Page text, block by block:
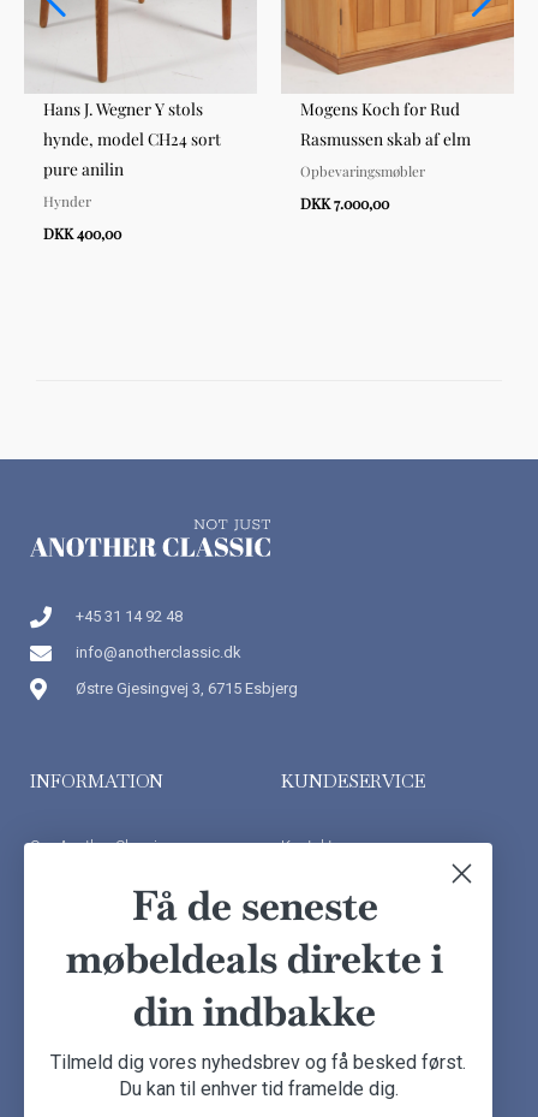
Hans J. Wegner Y stols
hynde, model CH24 sort
pure anilin
Hynder
DKK 400,00
Mogens Koch for Rud
Rasmussen skab af elm
Opbevaringsmøbler
DKK 7.000,00
+45 31 14 92 48
info@anotherclassic.dk
Østre Gjesingvej 3, 6715 Esbjerg
INFORMATION
Om Another Classic
Handelsbetingelser
KUNDESERVICE
Kontakt os
Kundeudtalelser
Besøg showroom
Få de seneste
møbeldeals direkte i
din indbakke
Tilmeld dig vores nyhedsbrev og få besked først.
Du kan til enhver tid framelde dig.